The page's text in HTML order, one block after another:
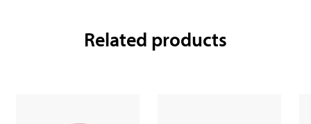
Related products